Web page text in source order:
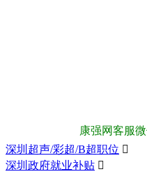
康强网客服
深圳超声/彩超/B超职位 
深圳政府就业补贴 